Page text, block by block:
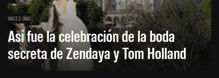
HACE 2 DÍAS
Así fue la celebración de la boda
secreta de Zendaya y Tom Holland